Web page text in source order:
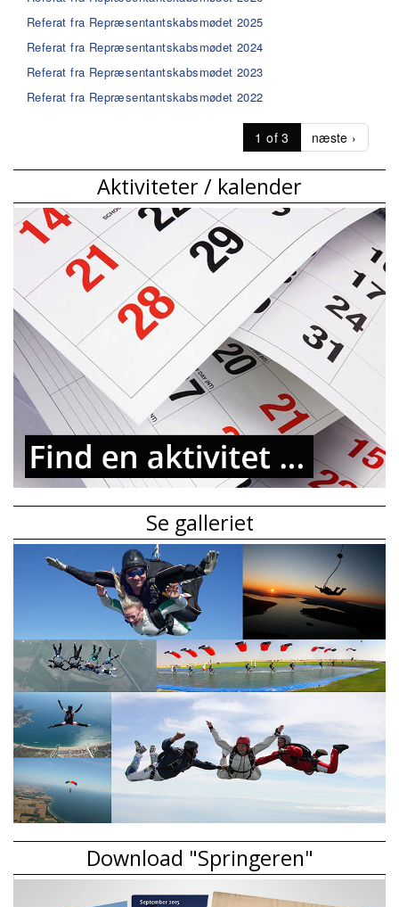
Referat fra Repræsentantskabsmødet 2025
Referat fra Repræsentantskabsmødet 2024
Referat fra Repræsentantskabsmødet 2023
Referat fra Repræsentantskabsmødet 2022
1 of 3 næste ›
Aktiviteter / kalender
Se galleriet
Download "Springeren"